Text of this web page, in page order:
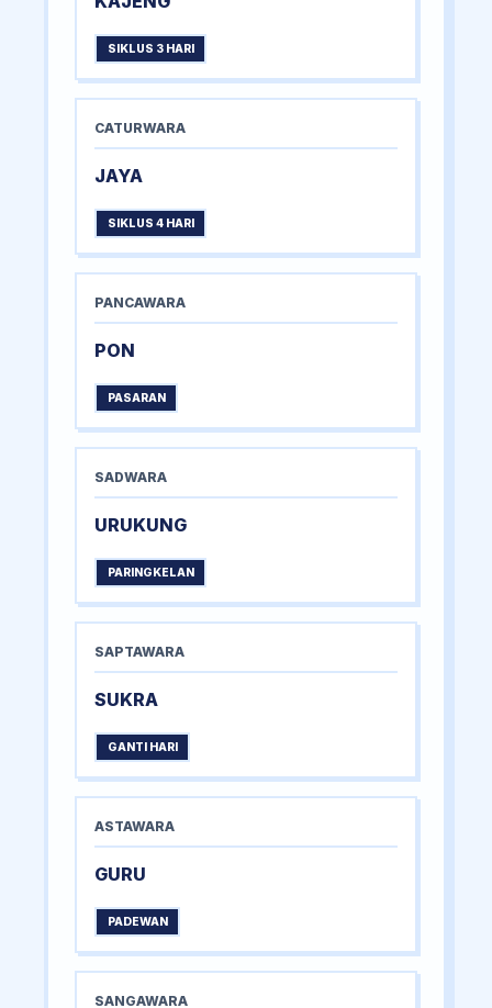
SIKLUS 3 HARI
CATURWARA
JAYA
SIKLUS 4 HARI
PANCAWARA
PON
PASARAN
SADWARA
URUKUNG
PARINGKELAN
SAPTAWARA
SUKRA
GANTI HARI
ASTAWARA
GURU
PADEWAN
SANGAWARA